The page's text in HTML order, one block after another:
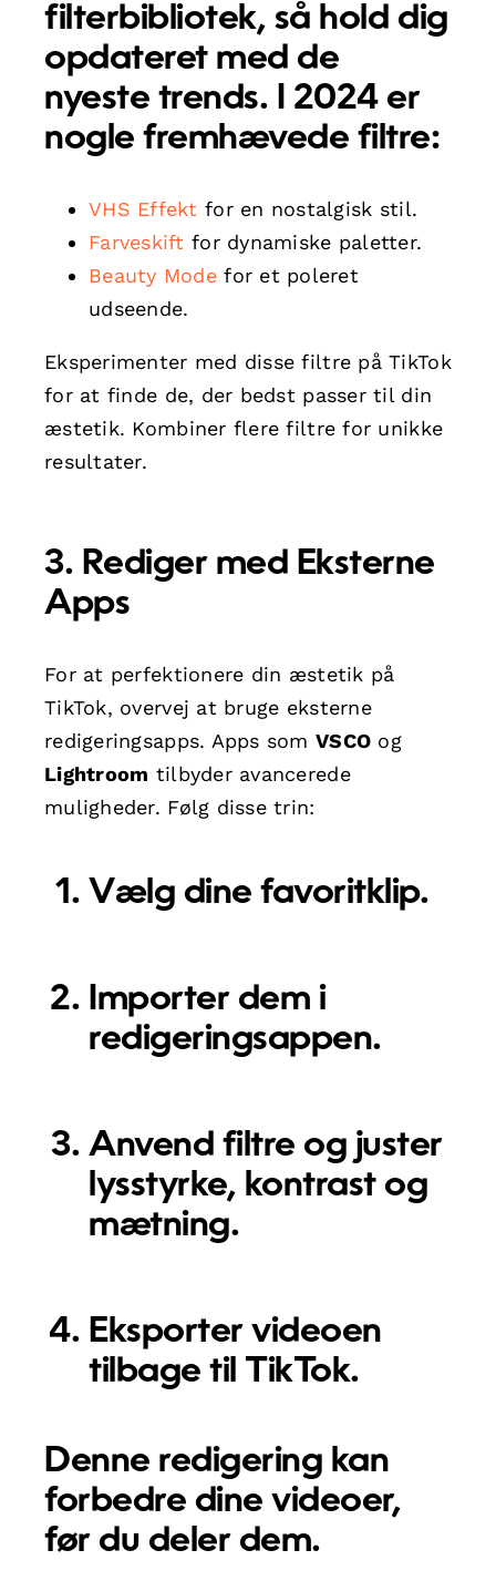
filterbibliotek, så hold dig
opdateret med de
nyeste trends. I 2024 er
nogle fremhævede filtre:
VHS Effekt for en nostalgisk stil.
Farveskift for dynamiske paletter.
Beauty Modefor et poleret
udseende.
Eksperimenter med disse filtre på TikTok
for at finde de, der bedst passer til din
æstetik. Kombiner flere filtre for unikke
resultater.
3. Rediger med Eksterne
Apps
For at perfektionere din æstetik på
TikTok, overvej at bruge eksterne
redigeringsapps. Apps somVSCO og
Lightroom tilbyder avancerede
muligheder. Følg disse trin:
Vælg dine favoritklip.
Importer dem i
redigeringsappen.
Anvend filtre og juster
lysstyrke, kontrast og
mætning.
Eksporter videoen
tilbage til TikTok.
Denne redigering kan
forbedre dine videoer,
før du deler dem.